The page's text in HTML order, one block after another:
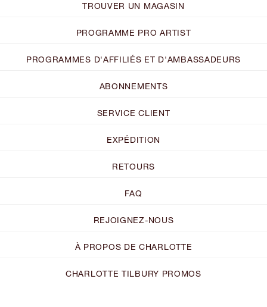
TROUVER UN MAGASIN
PROGRAMME PRO ARTIST
PROGRAMMES D'AFFILIÉS ET D'AMBASSADEURS
ABONNEMENTS
SERVICE CLIENT
EXPÉDITION
RETOURS
FAQ
REJOIGNEZ-NOUS
À PROPOS DE CHARLOTTE
CHARLOTTE TILBURY PROMOS